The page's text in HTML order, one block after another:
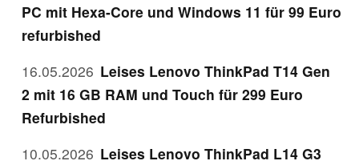
PC mit Hexa-Core und Windows 11 für 99 Euro
refurbished
16.05.2026 Leises Lenovo ThinkPad T14 Gen
2 mit 16 GB RAM und Touch für 299 Euro
Refurbished
10.05.2026 Leises Lenovo ThinkPad L14 G3